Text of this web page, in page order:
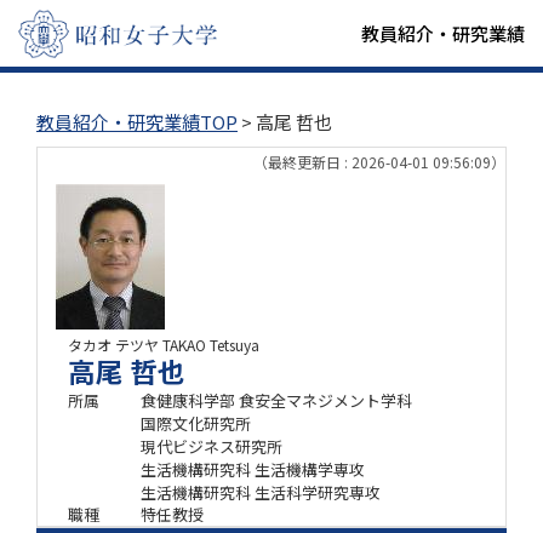
教員紹介・研究業績
教員紹介・研究業績TOP > 高尾 哲也
（最終更新日 : 2026-04-01 09:56:09）
タカオ テツヤ TAKAO Tetsuya
高尾 哲也
所属
食健康科学部 食安全マネジメント学科
国際文化研究所
現代ビジネス研究所
生活機構研究科 生活機構学専攻
生活機構研究科 生活科学研究専攻
職種
特任教授